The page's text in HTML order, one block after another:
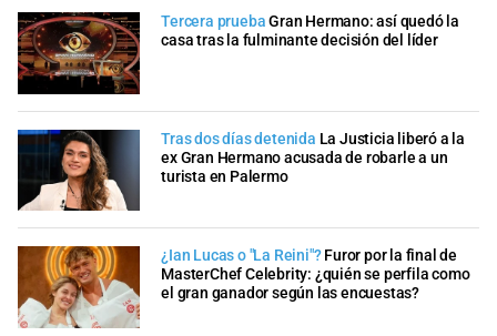
Tercera pruebaGran Hermano: así quedó la
casa tras la fulminante decisión del líder
Tras dos días detenida La Justicia liberó a la
ex Gran Hermano acusada de robarle a un
turista en Palermo
¿Ian Lucas o "La Reini"? Furor por la final de
MasterChef Celebrity: ¿quién se perfila como
el gran ganador según las encuestas?